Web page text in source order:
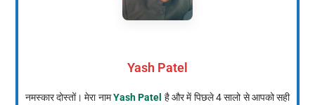
Yash Patel
नमस्कार दोस्तों। मेरा नामYash Patel है और में पिछले 4 सालो से आपको सही